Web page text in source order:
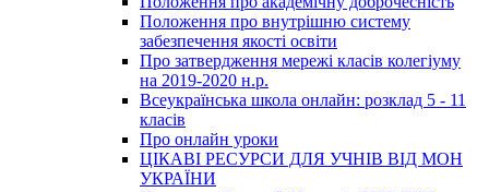
Положення про внутрішню систему
забезпечення якості освіти
Про затвердження мережі класів колегіуму
на 2019-2020 н.р.
Всеукраїнська школа онлайн: розклад 5 - 11
класів
Про онлайн уроки
ЦІКАВІ РЕСУРСИ ДЛЯ УЧНІВ ВІД МОН
УКРАЇНИ